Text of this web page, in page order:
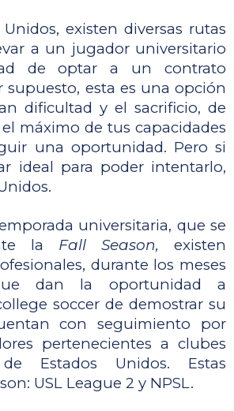
existen diversas rutas
a un jugador universitario
de optar a un contrato
supuesto, esta es una opción
dificultad y el sacrificio, de
máximo de tus capacidades
una oportunidad. Pero si
ideal para poder intentarlo,
universitaria, que se
la Fall Season, existen
durante los meses
dan la oportunidad a
soccer de demostrar su
con seguimiento por
pertenecientes a clubes
de Estados Unidos. Estas
USL League 2 y NPSL.